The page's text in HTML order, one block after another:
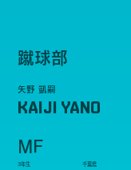
蹴球部
矢野 凱嗣
KAIJI YANO
MF
3年生 千葉県